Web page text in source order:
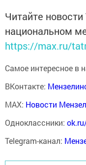
Читайте
национальном
https://max.ru/
Самое интересное в
ВКонтакте:
MAX: Новости
Одноклассники:
Telegram-канал: